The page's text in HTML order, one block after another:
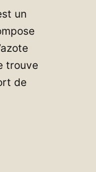
un
trouve
de